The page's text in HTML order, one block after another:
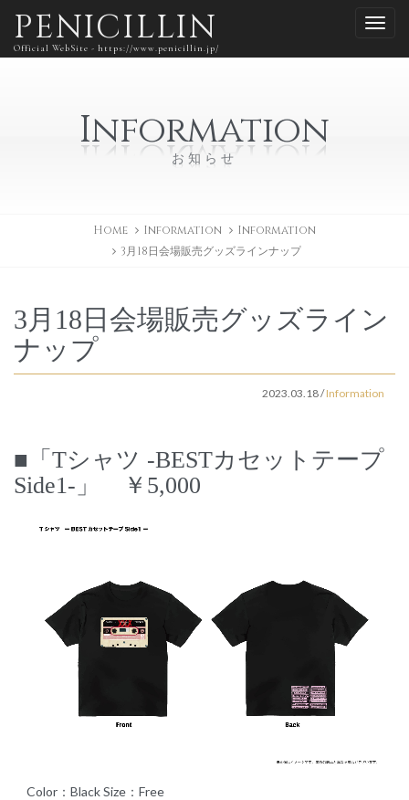
PENICILLIN
Official WebSite - https://www.penicillin.jp/
Information
お知らせ
Home Information
Information
3月18日会場販売グッズラインナップ
3月18日会場販売グッズライン
ナップ
2023.03.18/Information
■「Tシャツ -BESTカセットテープ
Side1-」 ￥5,000
Color：Black Size：Free